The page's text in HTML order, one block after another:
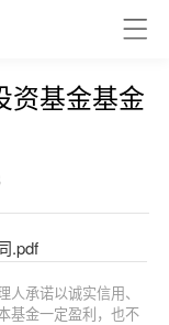
资基金基金
.pdf
人承诺以诚实信用、
基金一定盈利，也不